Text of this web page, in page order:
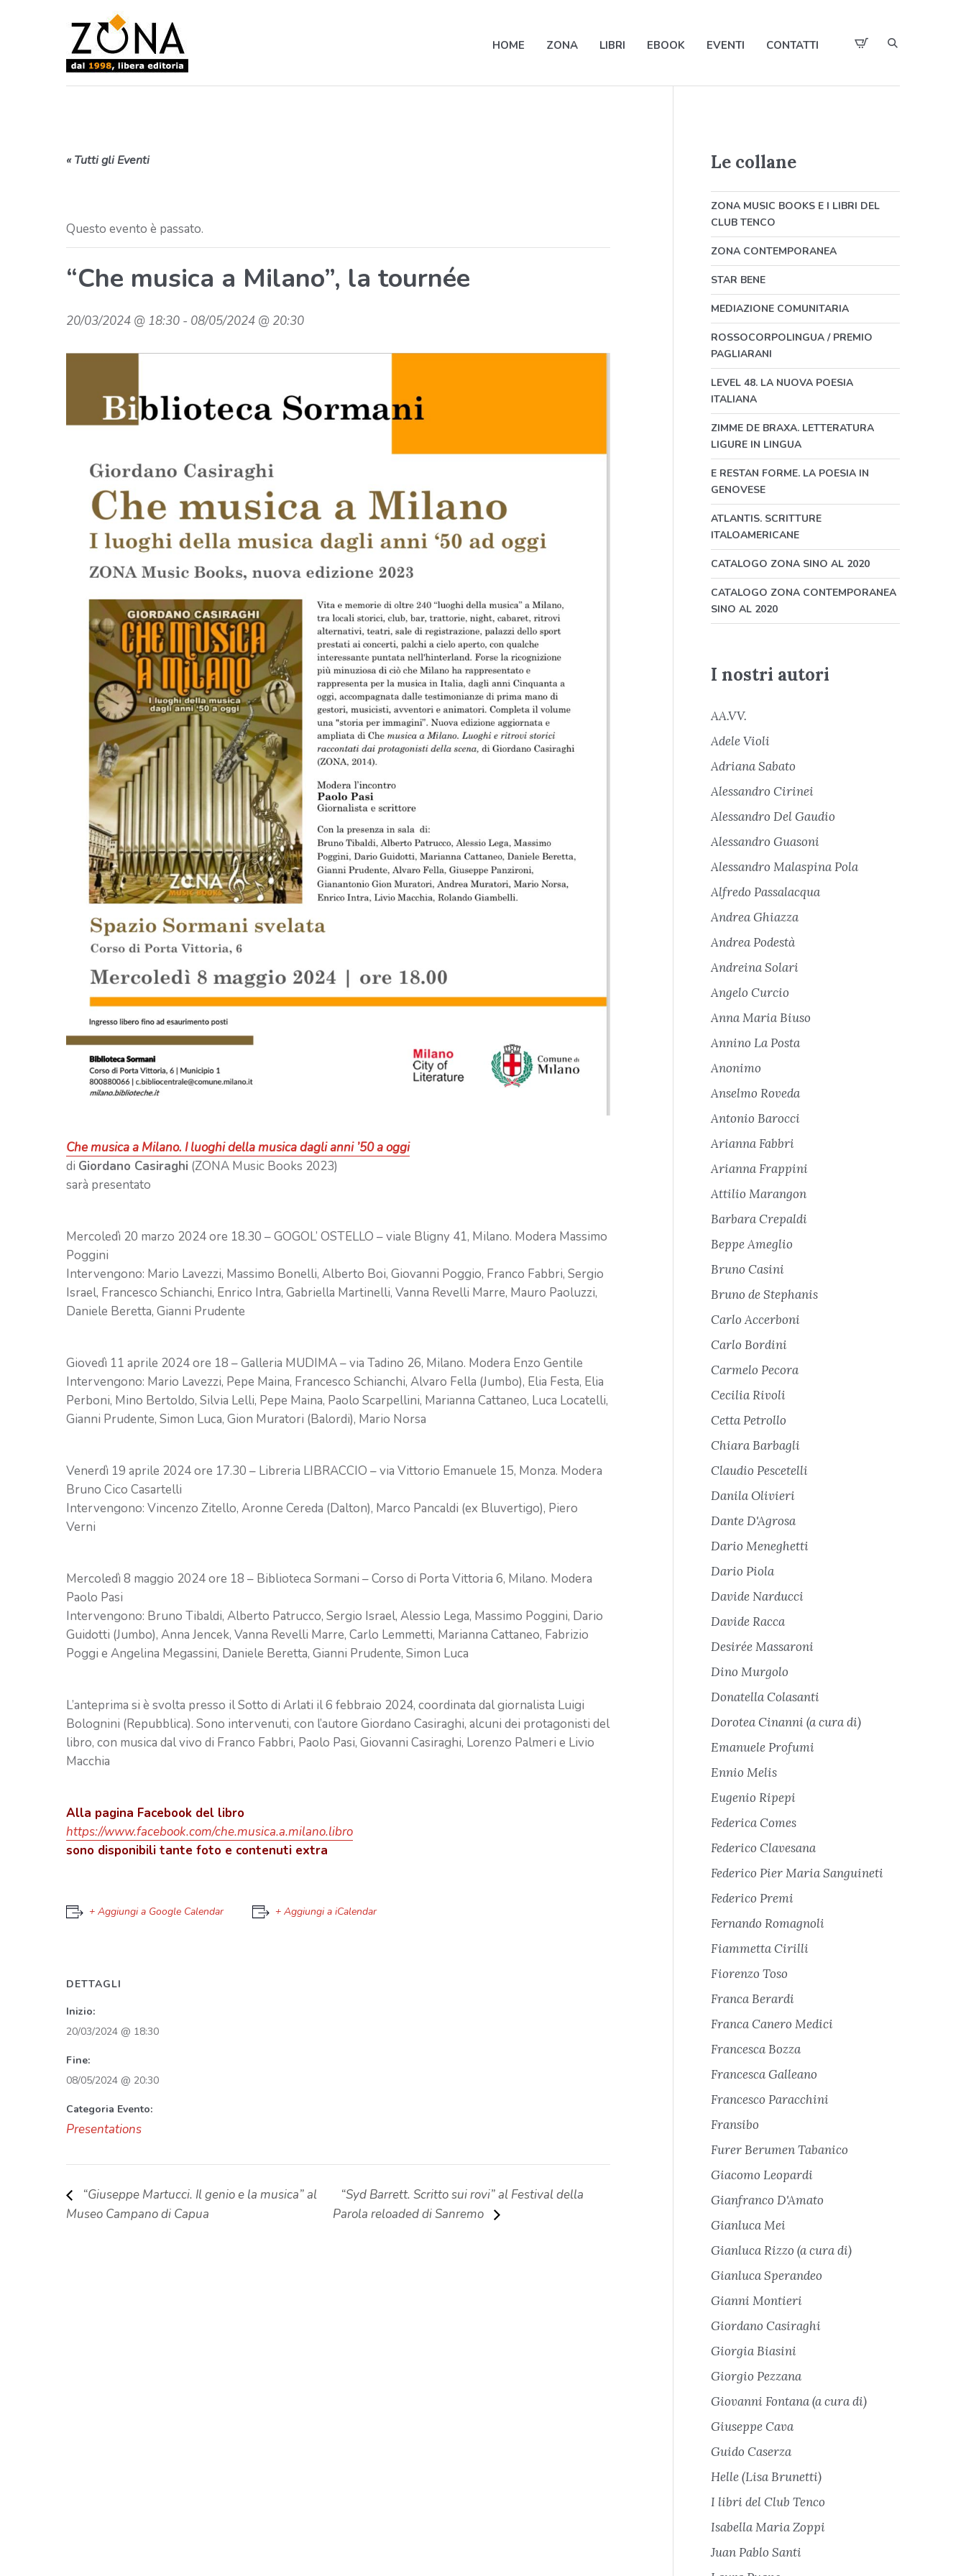
HOME ZONA LIBRI EBOOK EVENTI CONTATTI
« Tutti gli Eventi
Questo evento è passato.
“Che musica a Milano”, la tournée
20/03/2024 @ 18:30 - 08/05/2024 @ 20:30
Che musica a Milano. I luoghi della musica dagli anni ’50 a oggi
di Giordano Casiraghi (ZONA Music Books 2023)
sarà presentato
Mercoledì 20 marzo 2024 ore 18.30 – GOGOL’ OSTELLO – viale Bligny 41, Milano. Modera Massimo
Poggini
Intervengono: Mario Lavezzi, Massimo Bonelli, Alberto Boi, Giovanni Poggio, Franco Fabbri, Sergio
Israel, Francesco Schianchi, Enrico Intra, Gabriella Martinelli, Vanna Revelli Marre, Mauro Paoluzzi,
Daniele Beretta, Gianni Prudente
Giovedì 11 aprile 2024 ore 18 – Galleria MUDIMA – via Tadino 26, Milano. Modera Enzo Gentile
Intervengono: Mario Lavezzi, Pepe Maina, Francesco Schianchi, Alvaro Fella (Jumbo), Elia Festa, Elia
Perboni, Mino Bertoldo, Silvia Lelli, Pepe Maina, Paolo Scarpellini, Marianna Cattaneo, Luca Locatelli,
Gianni Prudente, Simon Luca, Gion Muratori (Balordi), Mario Norsa
Venerdì 19 aprile 2024 ore 17.30 – Libreria LIBRACCIO – via Vittorio Emanuele 15, Monza. Modera
Bruno Cico Casartelli
Intervengono: Vincenzo Zitello, Aronne Cereda (Dalton), Marco Pancaldi (ex Bluvertigo), Piero
Verni
Mercoledì 8 maggio 2024 ore 18 – Biblioteca Sormani – Corso di Porta Vittoria 6, Milano. Modera
Paolo Pasi
Intervengono: Bruno Tibaldi, Alberto Patrucco, Sergio Israel, Alessio Lega, Massimo Poggini, Dario
Guidotti (Jumbo), Anna Jencek, Vanna Revelli Marre, Carlo Lemmetti, Marianna Cattaneo, Fabrizio
Poggi e Angelina Megassini, Daniele Beretta, Gianni Prudente, Simon Luca
L’anteprima si è svolta presso il Sotto di Arlati il 6 febbraio 2024, coordinata dal giornalista Luigi
Bolognini (Repubblica). Sono intervenuti, con l’autore Giordano Casiraghi, alcuni dei protagonisti del
libro, con musica dal vivo di Franco Fabbri, Paolo Pasi, Giovanni Casiraghi, Lorenzo Palmeri e Livio
Macchia
Alla pagina Facebook del libro
https://www.facebook.com/che.musica.a.milano.libro
sono disponibili tante foto e contenuti extra
+ Aggiungi a Google Calendar + Aggiungi a iCalendar
DETTAGLI
Inizio:
20/03/2024 @ 18:30
Fine:
08/05/2024 @ 20:30
Categoria Evento:
Presentations
“Giuseppe Martucci. Il genio e la musica” al
Museo Campano di Capua
“Syd Barrett. Scritto sui rovi” al Festival della
Parola reloaded di Sanremo
Le collane
ZONA MUSIC BOOKS E I LIBRI DEL
CLUB TENCO
ZONA CONTEMPORANEA
STAR BENE
MEDIAZIONE COMUNITARIA
ROSSOCORPOLINGUA / PREMIO
PAGLIARANI
LEVEL 48. LA NUOVA POESIA
ITALIANA
ZIMME DE BRAXA. LETTERATURA
LIGURE IN LINGUA
E RESTAN FORME. LA POESIA IN
GENOVESE
ATLANTIS. SCRITTURE
ITALOAMERICANE
CATALOGO ZONA SINO AL 2020
CATALOGO ZONA CONTEMPORANEA
SINO AL 2020
I nostri autori
AA.VV.
Adele Violi
Adriana Sabato
Alessandro Cirinei
Alessandro Del Gaudio
Alessandro Guasoni
Alessandro Malaspina Pola
Alfredo Passalacqua
Andrea Ghiazza
Andrea Podestà
Andreina Solari
Angelo Curcio
Anna Maria Biuso
Annino La Posta
Anonimo
Anselmo Roveda
Antonio Barocci
Arianna Fabbri
Arianna Frappini
Attilio Marangon
Barbara Crepaldi
Beppe Ameglio
Bruno Casini
Bruno de Stephanis
Carlo Accerboni
Carlo Bordini
Carmelo Pecora
Cecilia Rivoli
Cetta Petrollo
Chiara Barbagli
Claudio Pescetelli
Danila Olivieri
Dante D'Agrosa
Dario Meneghetti
Dario Piola
Davide Narducci
Davide Racca
Desirée Massaroni
Dino Murgolo
Donatella Colasanti
Dorotea Cinanni (a cura di)
Emanuele Profumi
Ennio Melis
Eugenio Ripepi
Federica Comes
Federico Clavesana
Federico Pier Maria Sanguineti
Federico Premi
Fernando Romagnoli
Fiammetta Cirilli
Fiorenzo Toso
Franca Berardi
Franca Canero Medici
Francesca Bozza
Francesca Galleano
Francesco Paracchini
Fransibo
Furer Berumen Tabanico
Giacomo Leopardi
Gianfranco D'Amato
Gianluca Mei
Gianluca Rizzo (a cura di)
Gianluca Sperandeo
Gianni Montieri
Giordano Casiraghi
Giorgia Biasini
Giorgio Pezzana
Giovanni Fontana (a cura di)
Giuseppe Cava
Guido Caserza
Helle (Lisa Brunetti)
I libri del Club Tenco
Isabella Maria Zoppi
Juan Pablo Santi